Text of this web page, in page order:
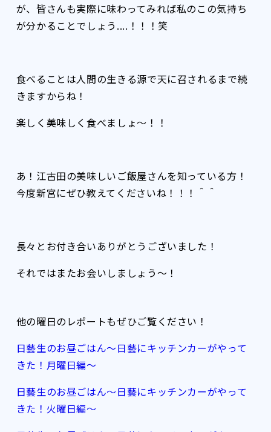
が、皆さんも実際に味わってみれば私のこの気持ち
が分かることでしょう....！！！笑
食べることは人間の生きる源で天に召されるまで続
きますからね！
楽しく美味しく食べましょ〜！！
あ！江古田の美味しいご飯屋さんを知っている方！
今度新宮にぜひ教えてくださいね！！！＾＾
長々とお付き合いありがとうございました！
それではまたお会いしましょう〜！
他の曜日のレポートもぜひご覧ください！
日藝生のお昼ごはん～日藝にキッチンカーがやって
きた！月曜日編～
日藝生のお昼ごはん～日藝にキッチンカーがやって
きた！火曜日編～